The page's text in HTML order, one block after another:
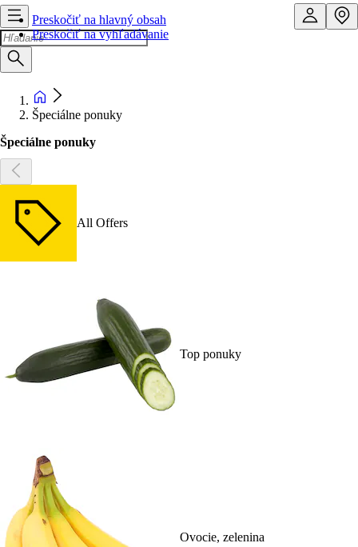
Preskočiť na hlavný obsah
Preskočiť na vyhľadávanie
Špeciálne ponuky
Špeciálne ponuky
All Offers
Top ponuky
Ovocie, zelenina